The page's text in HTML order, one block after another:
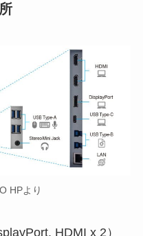
HPより
HDMI x 2）